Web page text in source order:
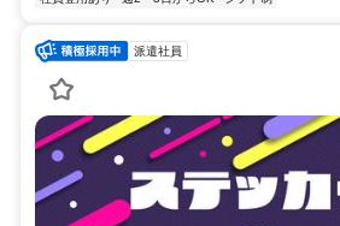
派遣社員